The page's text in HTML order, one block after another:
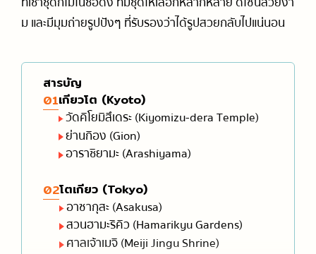
ม และมีมุมถ่ายรูปปังๆ ที่รับรองว่าได้รูปสวยกลับไปแน่นอน
สารบัญ
01เกียวโต (Kyoto)
วัดคิโยมิสึเดระ (Kiyomizu-dera Temple)
ย่านกิอง (Gion)
อาราชิยามะ (Arashiyama)
02โตเกียว (Tokyo)
อาซากุสะ (Asakusa)
สวนฮามะริคิว (Hamarikyu Gardens)
ศาลเจ้าเมจิ (Meiji Jingu Shrine)